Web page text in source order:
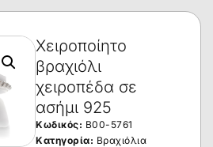
Χειροποίητο
βραχιόλι
χειροπέδα σε
ασήμι 925
Κωδικός: B00-5761
Κατηγορία: Βραχιόλια